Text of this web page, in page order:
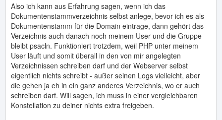
Also ich kann aus Erfahrung sagen, wenn ich das
Dokumentenstammverzeichnis selbst anlege, bevor ich es als
Dokumentenstamm für die Domain eintrage, dann gehört das
Verzeichnis auch danach noch meinem User und die Gruppe
bleibt psacln. Funktioniert trotzdem, weil PHP unter meinem
User läuft und somit überall in den von mir angelegten
Verzeichnissen schreiben darf und der Webserver selbst
eigentlich nichts schreibt - außer seinen Logs vielleicht, aber
die gehen ja eh in ein ganz anderes Verzeichnis, wo er auch
schreiben darf. Will sagen, ich muss in einer vergleichbaren
Konstellation zu deiner nichts extra freigeben.